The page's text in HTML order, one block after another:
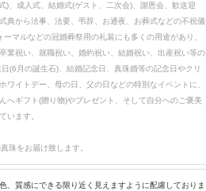
)、成人式、結婚式(ゲスト、二次会)、謝恩会、歓送迎
典から法事、法要、弔辞、お通夜、お葬式などの不祝儀
マルなどの冠婚葬祭用の礼装にも多くの用途があり、
業祝い、就職祝い、婚約祝い、結婚祝い、出産祝い等の
(6月の誕生石)、結婚記念日、真珠婚等の記念日やクリ
ワイトデー、母の日、父の日などの特別なイベントに、
へギフト(贈り物)やプレゼント、そして自分へのご褒美
います。
珠をお届け致します。
、質感にできる限り近く見えますように配慮しておりま